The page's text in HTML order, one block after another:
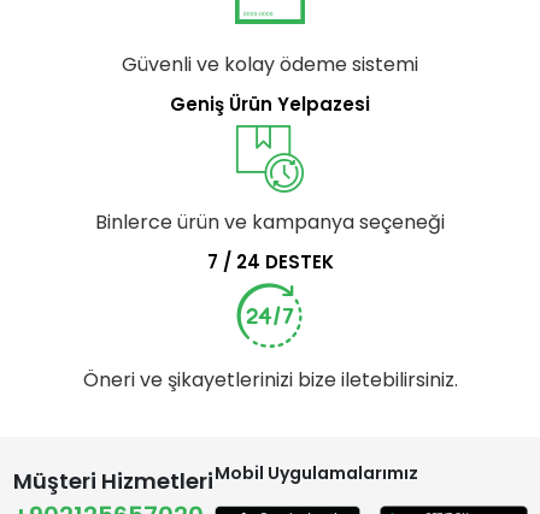
Güvenli ve kolay ödeme sistemi
Geniş Ürün Yelpazesi
Binlerce ürün ve kampanya seçeneği
7 / 24 DESTEK
Öneri ve şikayetlerinizi bize iletebilirsiniz.
Müşteri HizmetleriMobil Uygulamalarımız